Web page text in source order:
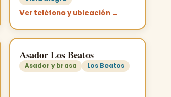
Ver teléfono y ubicación →
Asador Los Beatos
Asador y brasa Los Beatos